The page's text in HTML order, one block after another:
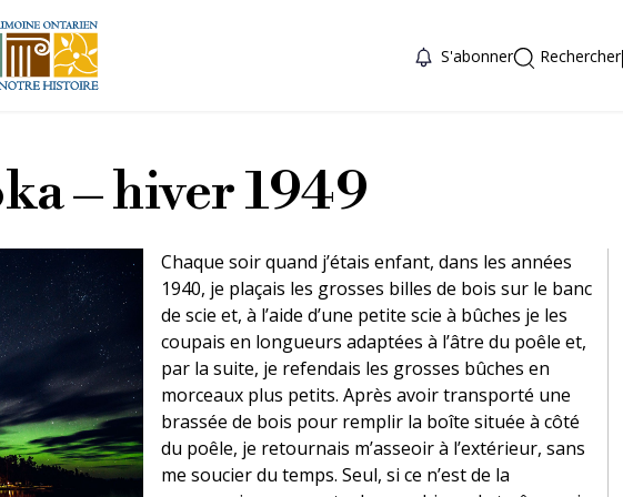
S'abonner Rechercher
– hiver 1949
Chaque soir quand j’étais enfant, dans les années
1940, je plaçais les grosses billes de bois sur le banc
de scie et, à l’aide d’une petite scie à bûches je les
coupais en longueurs adaptées à l’âtre du poêle et,
par la suite, je refendais les grosses bûches en
morceaux plus petits. Après avoir transporté une
brassée de bois pour remplir la boîte située à côté
du poêle, je retournais m’asseoir à l’extérieur, sans
me soucier du temps. Seul, si ce n’est de la